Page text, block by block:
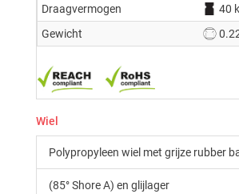
Draagvermogen
40
Gewicht
Wiel
Polypropyleen wiel met grijze rubber
(85° Shore A) en glijlager